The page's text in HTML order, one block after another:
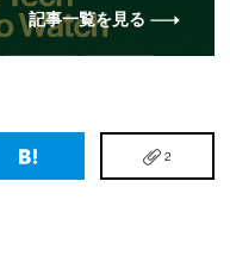
記事一覧を見る
2